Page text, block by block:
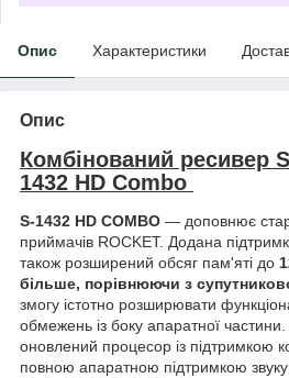
Опис Характеристики
Опис
Комбінований ресивер
1432 HD Combo
S-1432 HD COMBO — доповнює
приймачів ROCKET. Додана
також розширений обсяг пам'яті до
більше, порівнюючи з
змогу істотно розширювати
обмежень із боку апаратної
оновлений процесор із підтримкою
повною апаратною підтримкою звуку